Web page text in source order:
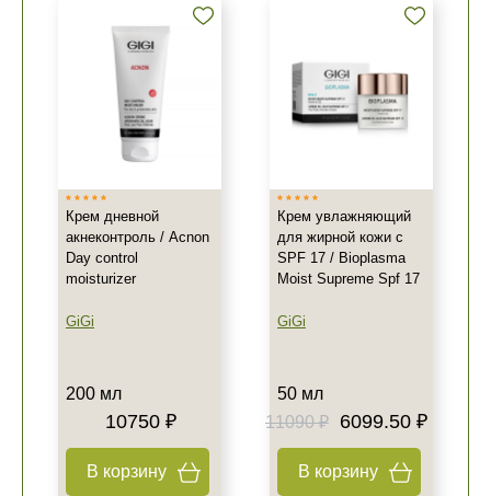
Крем дневной
акнеконтроль / Acnon
Day control
moisturizer
GiGi
200 мл
10750 ₽
В корзину
Крем увлажняющий
для жирной кожи с
SPF 17 / Bioplasma
Moist Supreme Spf 17
GiGi
50 мл
11090 ₽
6099.50 ₽
В корзину